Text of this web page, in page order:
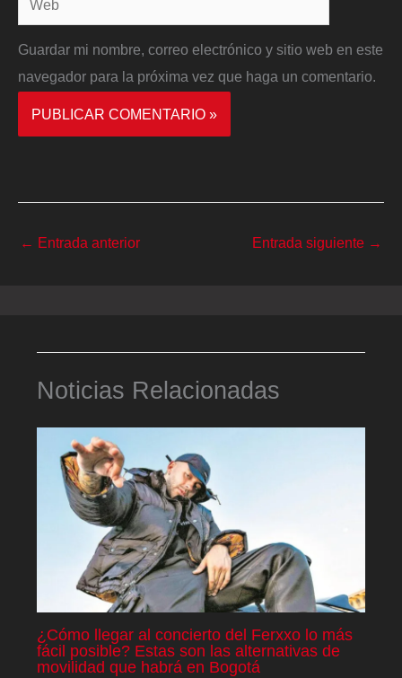
Guardar mi nombre, correo electrónico y sitio web en este
navegador para la próxima vez que haga un comentario.
← Entrada anterior Entrada siguiente →
Noticias Relacionadas
¿Cómo llegar al concierto del Ferxxo lo más
fácil posible? Estas son las alternativas de
movilidad que habrá en Bogotá